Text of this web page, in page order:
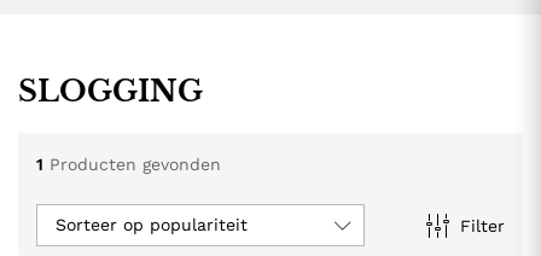
SLOGGING
1 Producten gevonden
Filter
Sorteer op populariteit